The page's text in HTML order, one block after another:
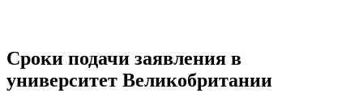
Сроки подачи заявления в
университет Великобритании